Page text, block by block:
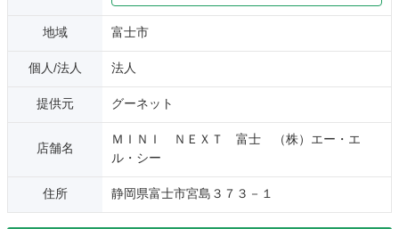
地域 富士市
個人/法人 法人
提供元 グーネット
店舗名
ＭＩＮＩ ＮＥＸＴ 富士 （株）エー・エ
ル・シー
住所 静岡県富士市宮島３７３－１